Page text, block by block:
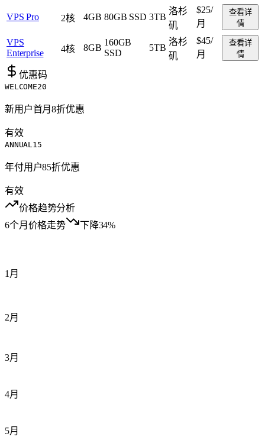
VPS Pro 2核 4GB 80GB SSD 3TB
洛杉
矶
$25/
月
查看详
情
VPS
Enterprise
4核 8GB
160GB
SSD
5TB
洛杉
矶
$45/
月
查看详
情
优惠码
WELCOME20
新用户首月8折优惠
有效
ANNUAL15
年付用户85折优惠
有效
价格趋势分析
6个月价格走势
下降34%
1月
2月
3月
4月
5月